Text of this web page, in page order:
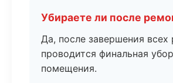
Убираете ли после
Да, после завершения всех
проводится финальная
помещения.